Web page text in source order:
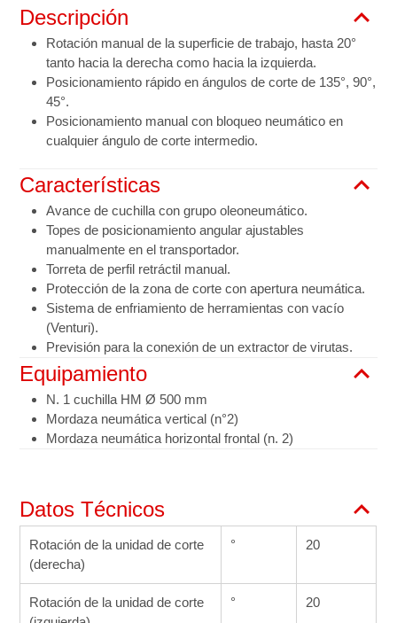
Descripción
Rotación manual de la superficie de trabajo, hasta 20°
tanto hacia la derecha como hacia la izquierda.
Posicionamiento rápido en ángulos de corte de 135°, 90°,
45°.
Posicionamiento manual con bloqueo neumático en
cualquier ángulo de corte intermedio.
Características
Avance de cuchilla con grupo oleoneumático.
Topes de posicionamiento angular ajustables
manualmente en el transportador.
Torreta de perfil retráctil manual.
Protección de la zona de corte con apertura neumática.
Sistema de enfriamiento de herramientas con vacío
(Venturi).
Previsión para la conexión de un extractor de virutas.
Equipamiento
N. 1 cuchilla HM Ø 500 mm
Mordaza neumática vertical (n°2)
Mordaza neumática horizontal frontal (n. 2)
Datos Técnicos
Rotación de la unidad de corte
(derecha)
° 20
Rotación de la unidad de corte
° 20